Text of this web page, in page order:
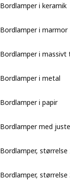
Bordlamper i keramik
Bordlamper i marmor
Bordlamper i
Bordlamper i metal
Bordlamper i papir
Bordlamper med
Bordlamper,
Bordlamper, størrelse